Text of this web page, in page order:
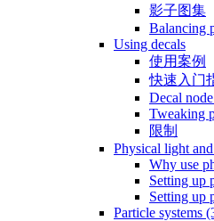
影子图集
Balancing
Using decals
使用案例
快速入门
Decal
Tweaking
限制
Physical light
Why use
Setting up
Setting up
Particle systems